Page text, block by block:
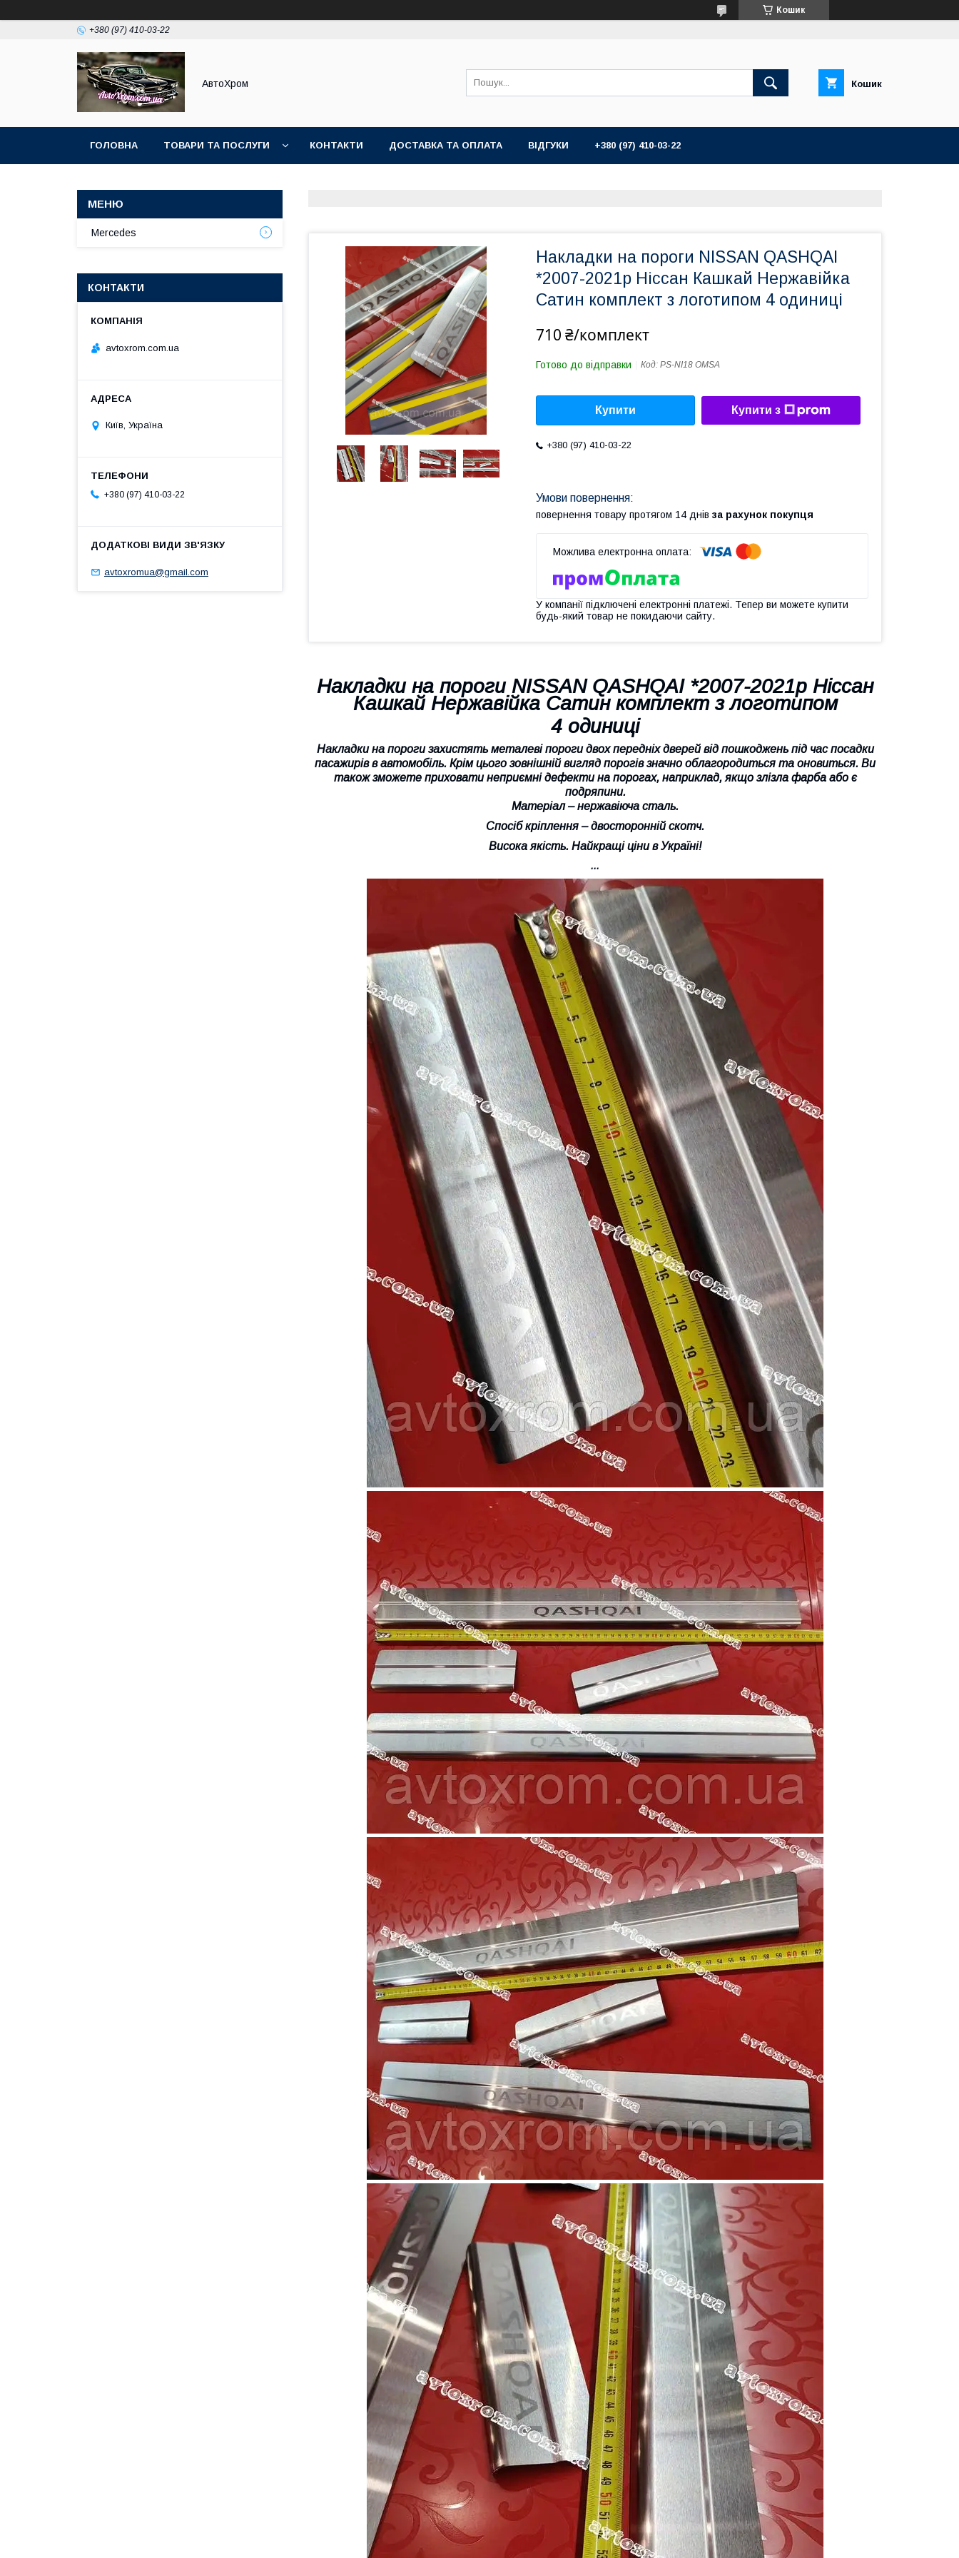
Кошик
+380 (97) 410-03-22
АвтоХром Кошик
ГОЛОВНА ТОВАРИ ТА ПОСЛУГИ КОНТАКТИ ДОСТАВКА ТА ОПЛАТА ВІДГУКИ +380 (97) 410-03-22
Накладки на пороги NISSAN QASHQAI
*2007-2021р Ніссан Кашкай Нержавійка
Сатин комплект з логотипом 4 одиниці
710 ₴/комплект
Готово до відправки Код: PS-NI18 OMSA
Купити Купити з
+380 (97) 410-03-22
повернення товару протягом 14 днів за рахунок покупця
У компанії підключені електронні платежі. Тепер ви можете купити
будь-який товар не покидаючи сайту.
Накладки на пороги NISSAN QASHQAI *2007-2021р Ніссан
Кашкай Нержавійка Сатин комплект з логотипом
4 одиниці
Накладки на пороги захистять металеві пороги двох передніх дверей від пошкоджень під час посадки
пасажирів в автомобіль. Крім цього зовнішній вигляд порогів значно облагородиться та оновиться. Ви
також зможете приховати неприємні дефекти на порогах, наприклад, якщо злізла фарба або є
подряпини.
Матеріал – нержавіюча сталь.
Спосіб кріплення – двосторонній скотч.
Висока якість. Найкращі ціни в Україні!
...
Mercedes
КОНТАКТИ
avtoxrom.com.ua
Київ, Україна
+380 (97) 410-03-22
avtoxromua@gmail.com